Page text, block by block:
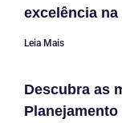
excelência
Leia Mais
Descubra as